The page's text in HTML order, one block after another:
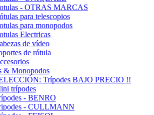
- OTRAS MARCAS
para telescopios
para monopodos
Electricas
de vídeo
de rótula
& Monopodos
Trípodes BAJO PRECIO !!
trípodes
- BENRO
- CULLMANN